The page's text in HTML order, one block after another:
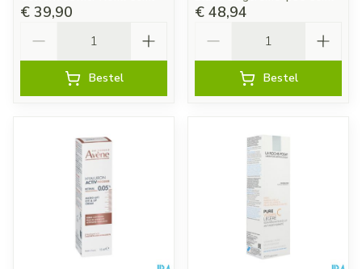
€ 39,90
Bestel
€ 48,94
Bestel